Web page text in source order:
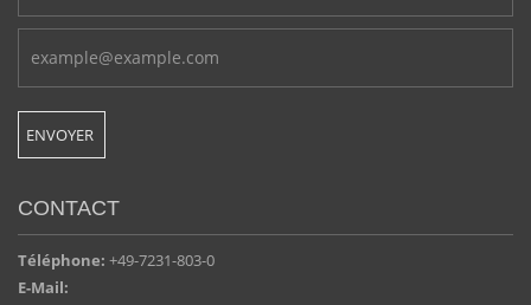
CONTACT
Téléphone: +49-7231-803-0
E-Mail: